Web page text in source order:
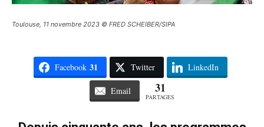
Toulouse, 11 novembre 2023 © FRED SCHEIBER/SIPA
Facebook 31 Twitter LinkedIn
Email 31
PARTAGES